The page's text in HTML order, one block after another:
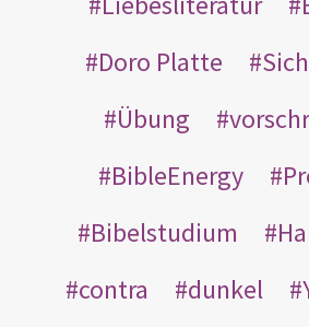
Doro Platte
Übung
BibleEnergy
Bibelstudium
contra
dunkel